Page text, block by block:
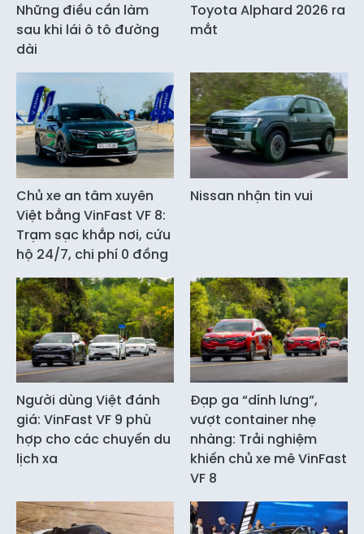
Những điều cần làm
sau khi lái ô tô đường
dài
Toyota Alphard 2026 ra
mắt
Chủ xe an tâm xuyên
Việt bằng VinFast VF 8:
Trạm sạc khắp nơi, cứu
hộ 24/7, chi phí 0 đồng
Nissan nhận tin vui
Người dùng Việt đánh
giá: VinFast VF 9 phù
hợp cho các chuyến du
lịch xa
Đạp ga “dính lưng”,
vượt container nhẹ
nhàng: Trải nghiệm
khiến chủ xe mê VinFast
VF 8